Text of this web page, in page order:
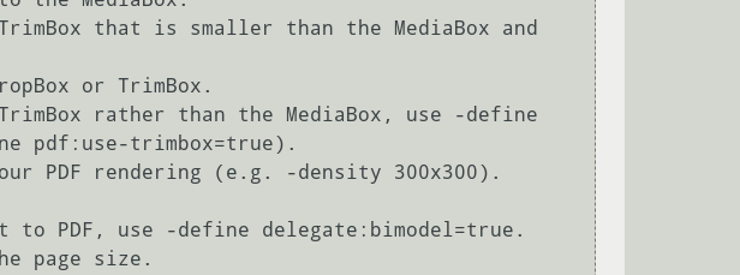
that is smaller than the MediaBox and
or TrimBox.
rather than the MediaBox, use -define
pdf:use-trimbox=true).
PDF rendering (e.g. -density 300x300).
PDF, use -define delegate:bimodel=true.